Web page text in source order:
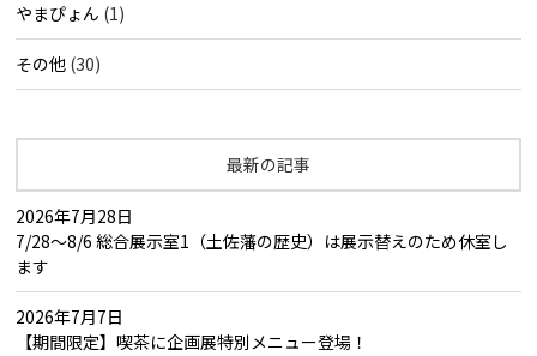
やまぴょん (1)
その他 (30)
最新の記事
2026年7月28日
7/28～8/6 総合展示室1（土佐藩の歴史）は展示替えのため休室し
ます
2026年7月7日
【期間限定】喫茶に企画展特別メニュー登場！